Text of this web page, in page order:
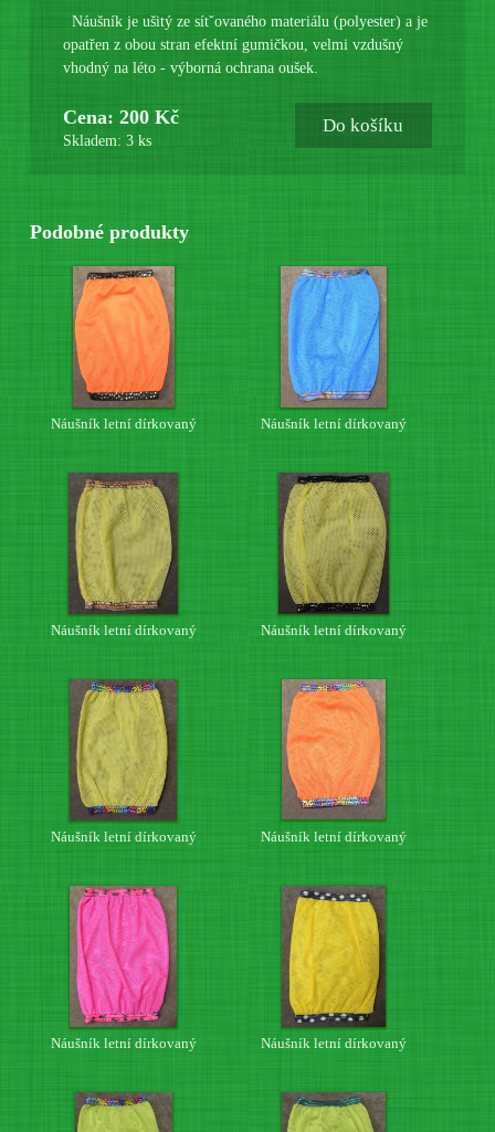
Náušník je ušitý ze sítˇovaného materiálu (polyester) a je
opatřen z obou stran efektní gumičkou, velmi vzdušný
vhodný na léto - výborná ochrana oušek.
Cena: 200 Kč
Skladem: 3 ks
Do košíku
Podobné produkty
Náušník letní dírkovaný Náušník letní dírkovaný
Náušník letní dírkovaný Náušník letní dírkovaný
Náušník letní dírkovaný Náušník letní dírkovaný
Náušník letní dírkovaný Náušník letní dírkovaný